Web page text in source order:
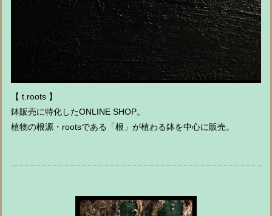
【 t.roots 】
鉢販売に特化したONLINE SHOP。
植物の根源・rootsである「根」が植わる鉢を中心に販売。